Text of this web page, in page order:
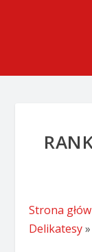
Strona
Delikatesy»